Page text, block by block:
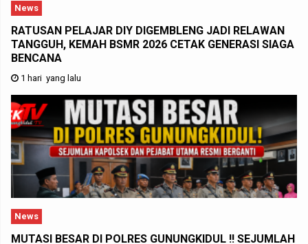
News
RATUSAN PELAJAR DIY DIGEMBLENG JADI RELAWAN
TANGGUH, KEMAH BSMR 2026 CETAK GENERASI SIAGA
BENCANA
1 hari yang lalu
News
MUTASI BESAR DI POLRES GUNUNGKIDUL !! SEJUMLAH